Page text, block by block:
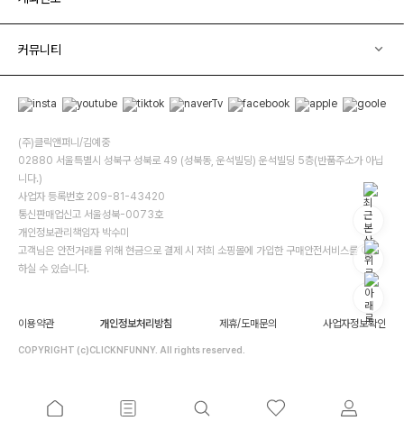
커뮤니티
(주)클릭앤퍼니/김예중
02880 서울특별시 성북구 성북로 49 (성북동, 운석빌딩) 운석빌딩 5층(반품주소가 아닙
니다.)
사업자 등록번호 209-81-43420
통신판매업신고 서울성북-0073호
개인정보관리책임자 박수미
고객님은 안전거래를 위해 현금으로 결제 시 저희 소핑몰에 가입한 구매안전서비스를 이용
하실 수 있습니다.
이용약관 개인정보처리방침 제휴/도매문의 사업자정보확인
COPYRIGHT (c)CLICKNFUNNY. All rights reserved.